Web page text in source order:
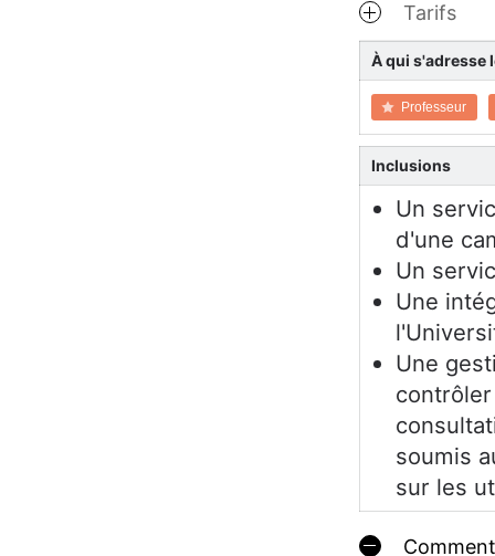
Tarifs
À qui s'adresse
Professeur
Inclusions
Un
d'une
Un
Une
Une
soumis
sur les